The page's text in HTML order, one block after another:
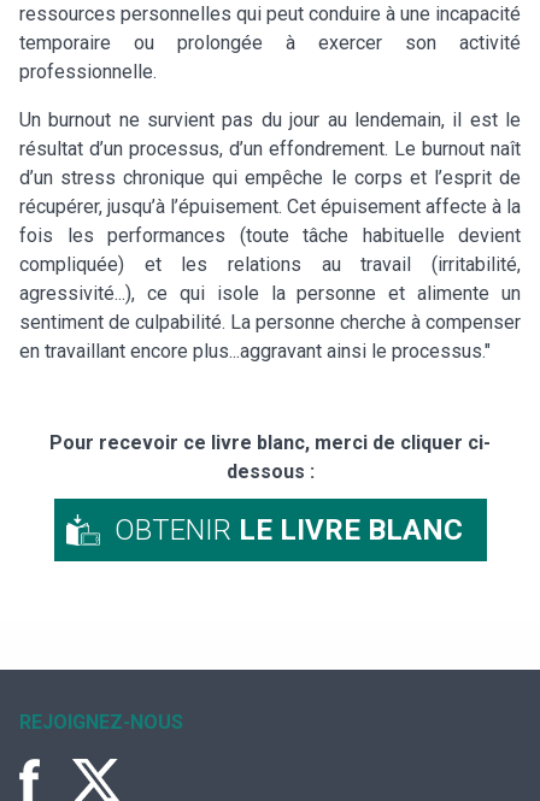
ressources personnelles qui peut conduire à une incapacité
temporaire ou prolongée à exercer son activité
professionnelle.
Un burnout ne survient pas du jour au lendemain, il est le
résultat d’un processus, d’un effondrement. Le burnout naît
d’un stress chronique qui empêche le corps et l’esprit de
récupérer, jusqu’à l’épuisement. Cet épuisement affecte à la
fois les performances (toute tâche habituelle devient
compliquée) et les relations au travail (irritabilité,
agressivité...), ce qui isole la personne et alimente un
sentiment de culpabilité. La personne cherche à compenser
en travaillant encore plus...aggravant ainsi le processus."
Pour recevoir ce livre blanc, merci de cliquer ci-
dessous :
OBTENIR LE LIVRE BLANC
REJOIGNEZ-NOUS